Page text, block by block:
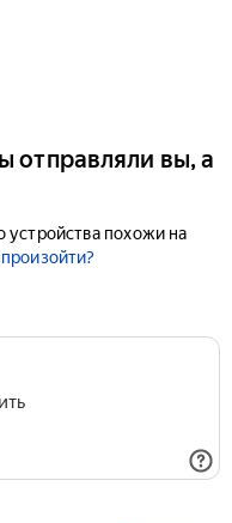
отправляли вы, а
устройства похожи на